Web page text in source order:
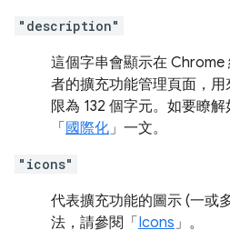
"description"
這個字串會顯示在 Chrome
者的擴充功能管理頁面，
限為 132 個字元。如要瞭
「 國際化」一文。
"icons"
代表擴充功能的圖示 (一或
法，請參閱「 Icons」。